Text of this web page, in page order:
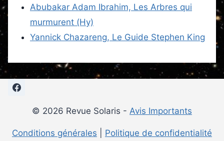
Abubakar Adam Ibrahim, Les Arbres qui
murmurent (Hy)
Yannick Chazareng, Le Guide Stephen King
© 2026 Revue Solaris - Avis Importants
Conditions générales Politique de confidentialité